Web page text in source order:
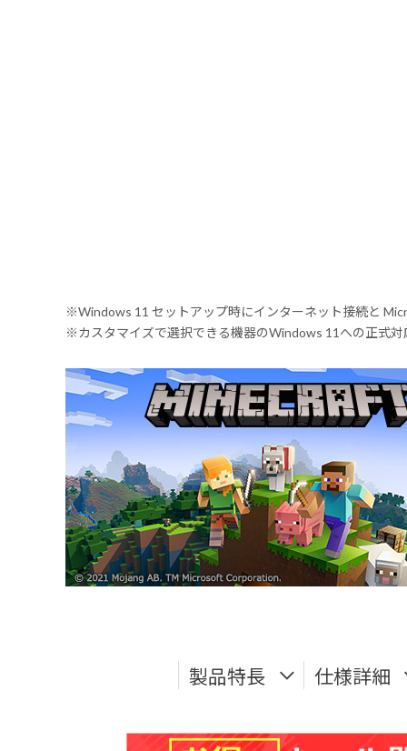
※Windows 11 セットアップ時にインターネット接続と
※カスタマイズで選択できる機器のWindows 11への正式対
製品特長 仕様詳細